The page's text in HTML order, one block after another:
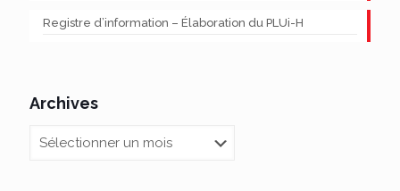
Registre d’information – Élaboration du PLUi-H
Archives
Archives